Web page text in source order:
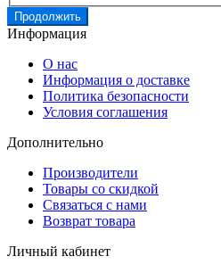
Продолжить
Информация
О нас
Информация о доставке
Политика безопасности
Условия соглашения
Дополнительно
Производители
Товары со скидкой
Связаться с нами
Возврат товара
Личный кабинет